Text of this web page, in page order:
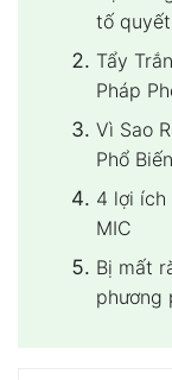
tố
Tẩy
Pháp
Vì Sao
Phổ Biến
4 lợi ích
MIC
Bị mất
phương